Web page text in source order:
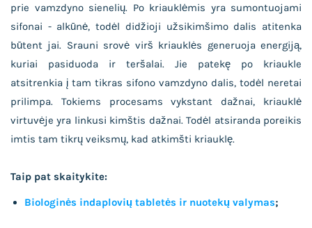
prie vamzdyno sienelių. Po kriauklėmis yra sumontuojami
sifonai - alkūnė, todėl didžioji užsikimšimo dalis atitenka
būtent jai. Srauni srovė virš kriauklės generuoja energiją,
kuriai pasiduoda ir teršalai. Jie patekę po kriaukle
atsitrenkia į tam tikras sifono vamzdyno dalis, todėl neretai
prilimpa. Tokiems procesams vykstant dažnai, kriauklė
virtuvėje yra linkusi kimštis dažnai. Todėl atsiranda poreikis
imtis tam tikrų veiksmų, kad atkimšti kriauklę.
Taip pat skaitykite:
Biologinės indaplovių tabletės ir nuotekų valymas;